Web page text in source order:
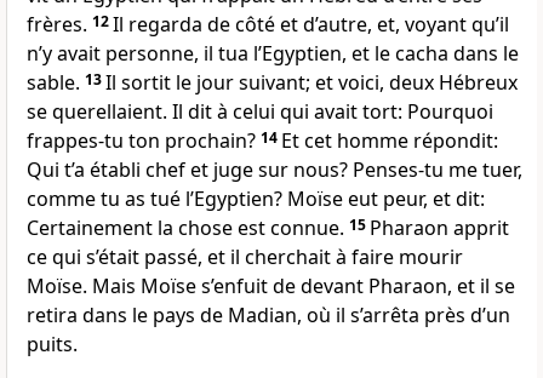
frères. 12Il regarda de côté et d’autre, et, voyant qu’il
n’y avait personne, il tua l’Egyptien, et le cacha dans le
sable. 13Il sortit le jour suivant; et voici, deux Hébreux
se querellaient. Il dit à celui qui avait tort: Pourquoi
frappes-tu ton prochain? 14 Et cet homme répondit:
Qui t’a établi chef et juge sur nous? Penses-tu me tuer,
comme tu as tué l’Egyptien? Moïse eut peur, et dit:
Certainement la chose est connue. 15 Pharaon apprit
ce qui s’était passé, et il cherchait à faire mourir
Moïse. Mais Moïse s’enfuit de devant Pharaon, et il se
retira dans le pays de Madian, où il s’arrêta près d’un
puits.